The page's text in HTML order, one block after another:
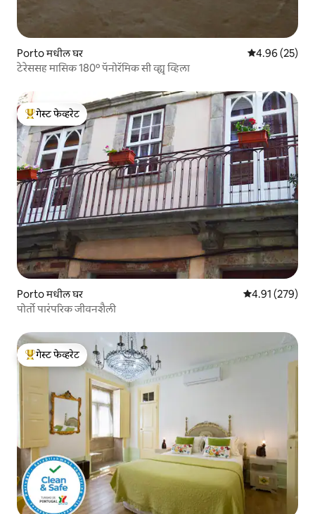
Porto मधील घर 5 पैकी 4.96
4.96 (25)
टेरेससह मासिक 180º पॅनोरॅमिक सी व्ह्यू व्हिला
टॉप गेस्ट फेव्हरेट
गेस्ट फेव्हरेट
Porto मधील घर 5 पैकी 4.91
4.91 (279)
पोर्तो पारंपरिक जीवनशैली
टॉप गेस्ट फेव्हरेट
गेस्ट फेव्हरेट